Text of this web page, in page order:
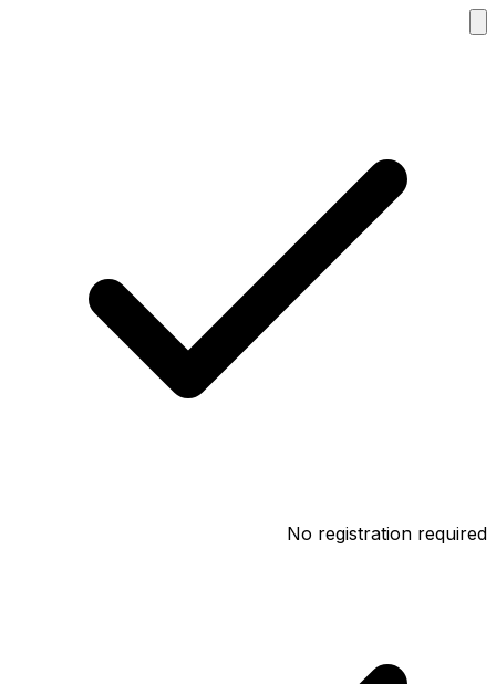
No registration required